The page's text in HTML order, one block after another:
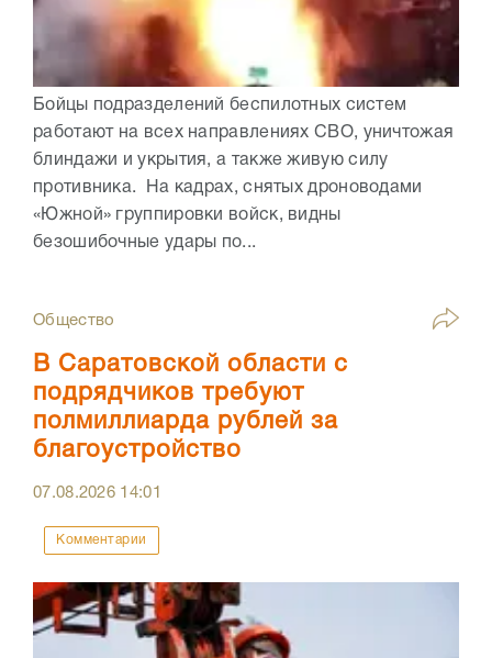
Бойцы подразделений беспилотных систем
работают на всех направлениях СВО, уничтожая
блиндажи и укрытия, а также живую силу
противника. На кадрах, снятых дроноводами
«Южной» группировки войск, видны
безошибочные удары по...
Общество
В Саратовской области с
подрядчиков требуют
полмиллиарда рублей за
благоустройство
07.08.2026 14:01
Комментарии